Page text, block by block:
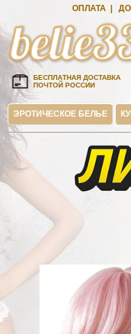
ОПЛАТА
БЕСПЛАТНАЯ ДОСТАВКА
ПОЧТОЙ РОССИИ
ЭРОТИЧЕСКОЕ БЕЛЬЕ